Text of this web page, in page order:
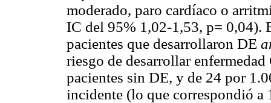
moderado, paro cardíaco o
IC del 95% 1,02-1,53, p= 0,04).
pacientes que desarrollaron DE
riesgo de desarrollar
pacientes sin DE, y de 24 por
incidente (lo que correspondió a